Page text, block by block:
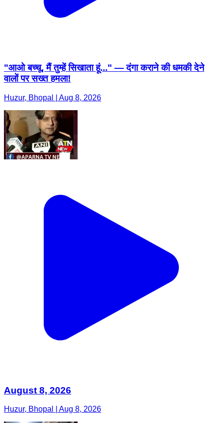
"आओ बच्चू, मैं तुम्हें सिखाता हूं..." — दंगा कराने की धमकी देने
वालों पर सख्त हमला!
Huzur, Bhopal | Aug 8, 2026
August 8, 2026
Huzur, Bhopal | Aug 8, 2026